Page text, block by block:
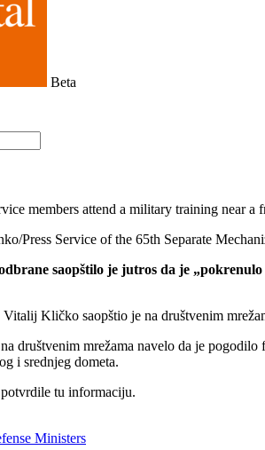
Beta
Press Service of the 65th Separate
saopštilo je jutros da je
Kličko saopštio je na društvenim
društvenim mrežama navelo da je
i srednjeg dometa.
tu informaciju.